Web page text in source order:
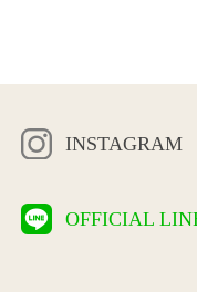
INSTAGRAM
OFFICIAL